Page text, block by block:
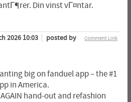
Din vinst vГ¤ntar.
Comment Link
2026 10:03
posted by
big on fanduel app – the #1
in America.
hand-out and refashion